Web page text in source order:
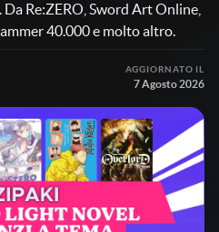
Re:ZERO, Sword Art Online,
40.000 e molto altro.
AGGIORNATO IL
7 Agosto 2026